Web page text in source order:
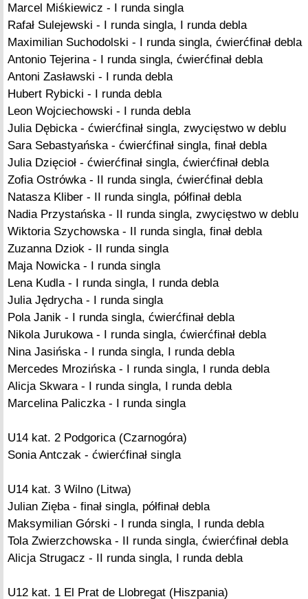
Marcel Miśkiewicz - I runda singla
Rafał Sulejewski - I runda singla, I runda debla
Maximilian Suchodolski - I runda singla, ćwierćfinał debla
Antonio Tejerina - I runda singla, ćwierćfinał debla
Antoni Zasławski - I runda debla
Hubert Rybicki - I runda debla
Leon Wojciechowski - I runda debla
Julia Dębicka - ćwierćfinał singla, zwycięstwo w deblu
Sara Sebastyańska - ćwierćfinał singla, finał debla
Julia Dzięcioł - ćwierćfinał singla, ćwierćfinał debla
Zofia Ostrówka - II runda singla, ćwierćfinał debla
Natasza Kliber - II runda singla, półfinał debla
Nadia Przystańska - II runda singla, zwycięstwo w deblu
Wiktoria Szychowska - II runda singla, finał debla
Zuzanna Dziok - II runda singla
Maja Nowicka - I runda singla
Lena Kudla - I runda singla, I runda debla
Julia Jędrycha - I runda singla
Pola Janik - I runda singla, ćwierćfinał debla
Nikola Jurukowa - I runda singla, ćwierćfinał debla
Nina Jasińska - I runda singla, I runda debla
Mercedes Mrozińska - I runda singla, I runda debla
Alicja Skwara - I runda singla, I runda debla
Marcelina Paliczka - I runda singla
U14 kat. 2 Podgorica (Czarnogóra)
Sonia Antczak - ćwierćfinał singla
U14 kat. 3 Wilno (Litwa)
Julian Zięba - finał singla, półfinał debla
Maksymilian Górski - I runda singla, I runda debla
Tola Zwierzchowska - II runda singla, ćwierćfinał debla
Alicja Strugacz - II runda singla, I runda debla
U12 kat. 1 El Prat de Llobregat (Hiszpania)